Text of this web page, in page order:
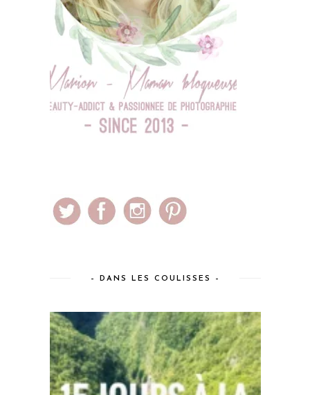
– DANS LES COULISSES –